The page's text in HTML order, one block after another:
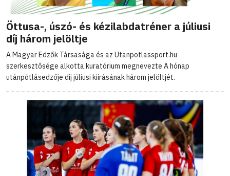
Öttusa-, úszó- és kézilabdatréner a júliusi
díj három jelöltje
A Magyar Edzők Társasága és az Utanpotlassport.hu
szerkesztősége alkotta kuratórium megnevezte A hónap
utánpótlásedzője díj júliusi kiírásának három jelöltjét.